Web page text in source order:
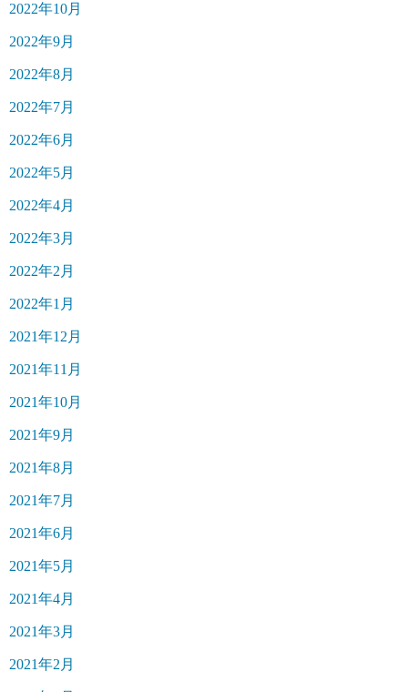
2022年10月
2022年9月
2022年8月
2022年7月
2022年6月
2022年5月
2022年4月
2022年3月
2022年2月
2022年1月
2021年12月
2021年11月
2021年10月
2021年9月
2021年8月
2021年7月
2021年6月
2021年5月
2021年4月
2021年3月
2021年2月